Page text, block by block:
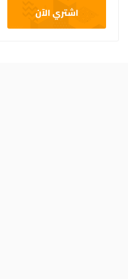
اشتري الآن